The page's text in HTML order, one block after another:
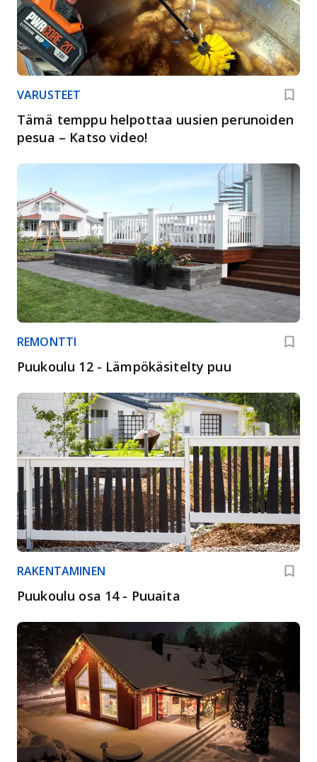
VARUSTEET
Tämä temppu helpottaa uusien perunoiden
pesua – Katso video!
REMONTTI
Puukoulu 12 - Lämpökäsitelty puu
RAKENTAMINEN
Puukoulu osa 14 - Puuaita